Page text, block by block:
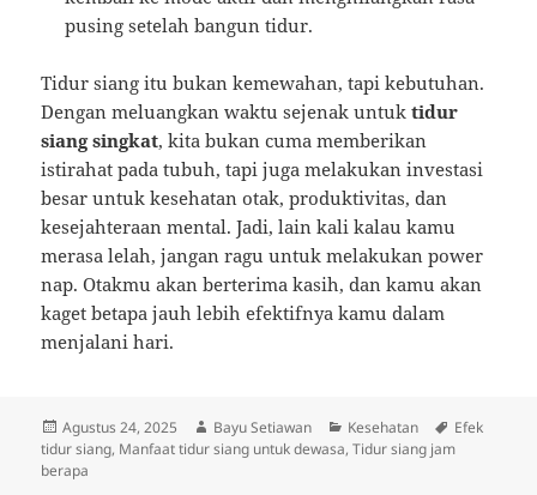
pusing setelah bangun tidur.
Tidur siang itu bukan kemewahan, tapi kebutuhan.
Dengan meluangkan waktu sejenak untuktidur
siang singkat, kita bukan cuma memberikan
istirahat pada tubuh, tapi juga melakukan investasi
besar untuk kesehatan otak, produktivitas, dan
kesejahteraan mental. Jadi, lain kali kalau kamu
merasa lelah, jangan ragu untuk melakukan power
nap. Otakmu akan berterima kasih, dan kamu akan
kaget betapa jauh lebih efektifnya kamu dalam
menjalani hari.
Diposkan
pada
Agustus 24, 2025 Penulis
Bayu Setiawan Kategori
Kesehatan Tag
Efek
tidur siang, Manfaat tidur siang untuk dewasa,Tidur siang jam
berapa